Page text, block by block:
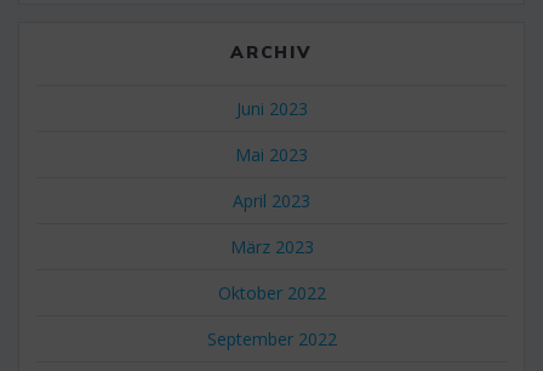
ARCHIV
Juni 2023
Mai 2023
April 2023
März 2023
Oktober 2022
September 2022